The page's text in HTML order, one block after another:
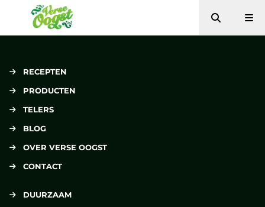
Verse Oogst
Zoeken
RECEPTEN
PRODUCTEN
TELERS
BLOG
OVER VERSE OOGST
CONTACT
DUURZAAM